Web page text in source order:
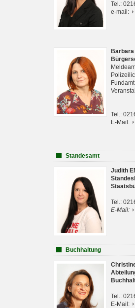
Tel.:
e-mail:
Tel.:
E-Mail:
Standesamt
Judith
Tel.:
E-Mail:
Buchhaltung
Tel.:
E-Mail: